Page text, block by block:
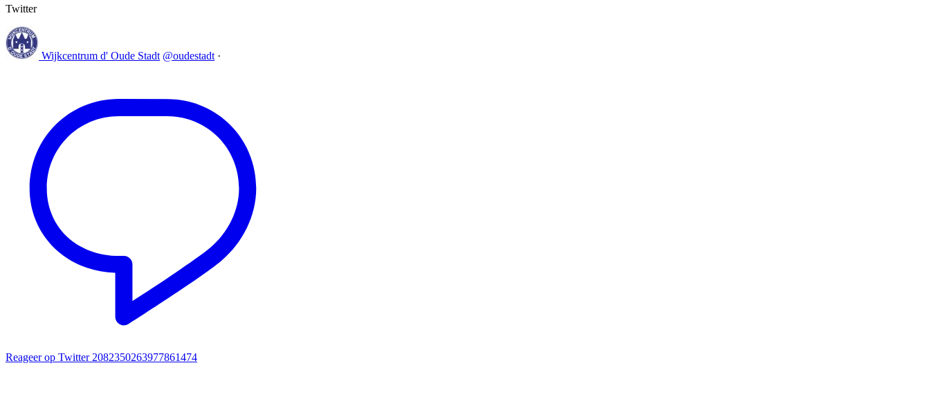
Twitter
Wijkcentrum d' Oude Stadt @oudestadt ·
Reageer op Twitter 2082350263977861474